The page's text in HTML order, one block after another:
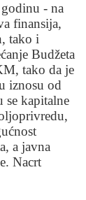
- na
finansija,
tako i
Budžeta
tako da je
iznosu od
kapitalne
a javna
Nacrt